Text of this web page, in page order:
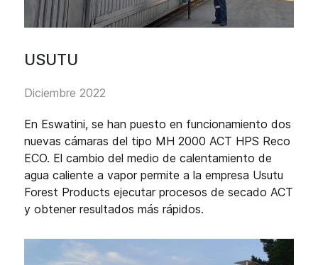
USUTU
Diciembre 2022
En Eswatini, se han puesto en funcionamiento dos
nuevas cámaras del tipo MH 2000 ACT HPS Reco
ECO. El cambio del medio de calentamiento de
agua caliente a vapor permite a la empresa Usutu
Forest Products ejecutar procesos de secado ACT
y obtener resultados más rápidos.